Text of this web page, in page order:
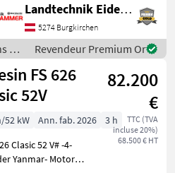
h -Euroaufnahme
-
drehbar -man.
Landtechnik Eidenhammer GmbH
5274 Burgkirchen
de
/
Revendeur Premium Or
FS 626
52V
82.200
€
TTC (TVA
incluse 20%)
68.500 € HT
52 kW Ann. fab. 2026
3 h
Clasic 52 V# -4-
Yanmar- Motor